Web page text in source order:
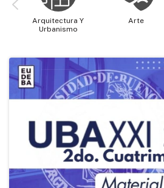
Arquitectura Y
Urbanismo
Arte